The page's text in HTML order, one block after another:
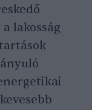
lakosság